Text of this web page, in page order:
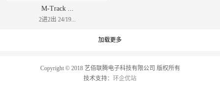
M-Track ...
2进2出 24/19...
加载更多
Copyright © 2018 艺佰联腾电子科技有限公司 版权所有
技术支持： 环企优站